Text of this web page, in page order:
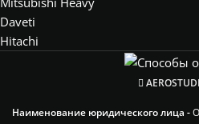
Daveti
Hitachi
Наименование юридического лица -